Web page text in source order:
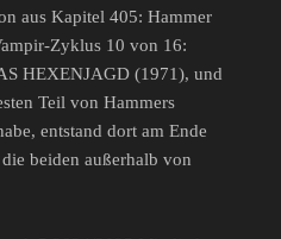
aus Kapitel 405: Hammer
Zyklus 10 von 16:
HEXENJAGD (1971), und
Teil von Hammers
entstand dort am Ende
beiden außerhalb von